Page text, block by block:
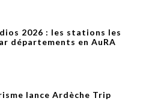
2026 : les stations les
départements en AuRA
lance Ardèche Trip